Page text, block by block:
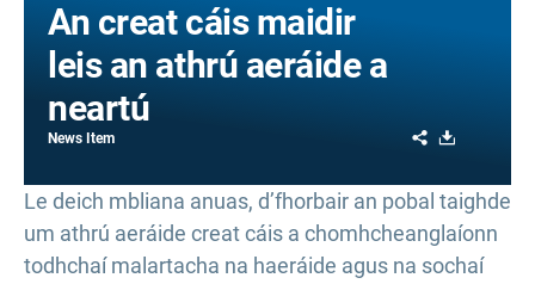
An creat cáis maidir
leis an athrú aeráide a
neartú
News Item Share
Le deich mbliana anuas, d’fhorbair an pobal taighde
um athrú aeráide creat cáis a chomhcheanglaíonn
todhchaí malartacha na haeráide agus na sochaí